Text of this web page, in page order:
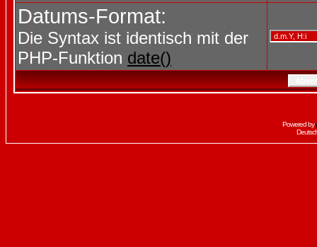
Datums-Format:
Die Syntax ist identisch mit der
PHP-Funktion date()
Powered by